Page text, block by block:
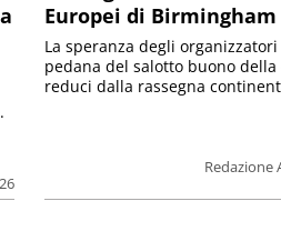
Europei di Birmingham
Redazione
La speranza degli
pedana del salotto buono
reduci dalla rassegna